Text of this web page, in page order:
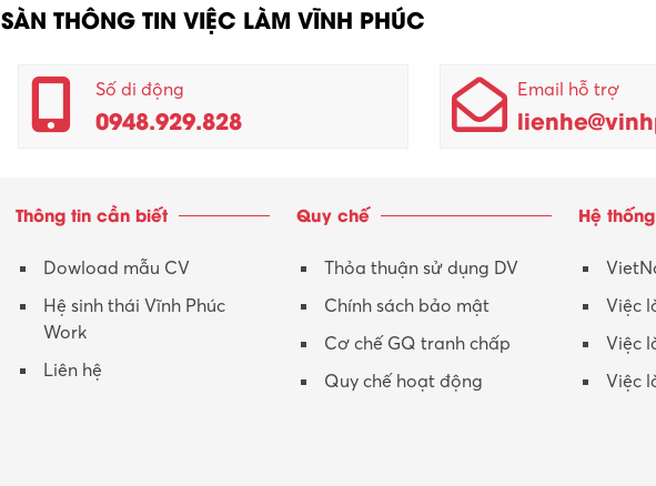
SÀN THÔNG TIN VIỆC LÀM VĨNH PHÚC
Số di động
0948.929.828
Email hỗ trợ
Thông tin cần biết
Dowload mẫu CV
Hệ sinh thái Vĩnh Phúc
Work
Liên hệ
Quy chế
Thỏa thuận sử dụng DV
Chính sách bảo mật
Cơ chế GQ tranh chấp
Quy chế hoạt động
Hệ
Việc
Việc
Việc